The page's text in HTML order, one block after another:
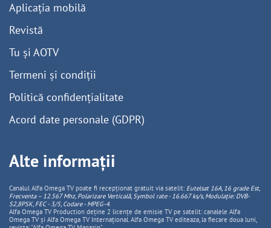
Aplicația mobilă
Revistă
Tu și AOTV
Termeni și condiții
Politică confidențialitate
Acord date personale (GDPR)
Alte informații
Canalul Alfa Omega TV poate fi recepționat gratuit via satelit: Eutelsat 16A, 16 grade Est,
Frecventa – 12.567 Mhz, PolarizareVerticală, Symbol rate - 16.667 ks/s, Modulație: DVB-
S2,8PSK, FEC - 3/5, Codare - MPEG-4.
Alfa Omega TV Production deține 2 licențe de emisie TV pe satelit: canalele Alfa
Omega TV și Alfa Omega TV Internațional. Alfa Omega TV editeaza, la fiecare doua luni,